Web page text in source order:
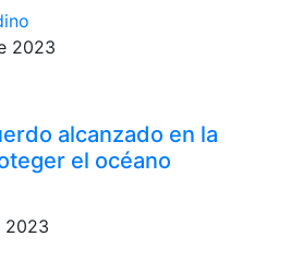
2023
alcanzado en la
el océano
2023